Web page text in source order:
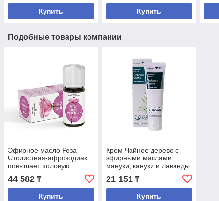
Купить Купить
Подобные товары компании
Эфирное масло Роза
Столистная-афрозодиак,
повышает половую
активность,стимулирует и
нормализует
менструации.
44 582 ₸
Купить
Крем Чайное дерево с
эфирными маслами
мануки, кануки и лаванды
21 151₸
Купить